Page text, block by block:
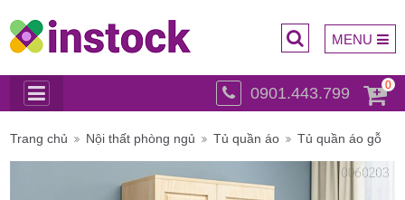
0901.443.799 0
MENU
Trụ sở
Trang chủ Nội thất phòng ngủ Tủ quần áo Tủ quần áo gỗ